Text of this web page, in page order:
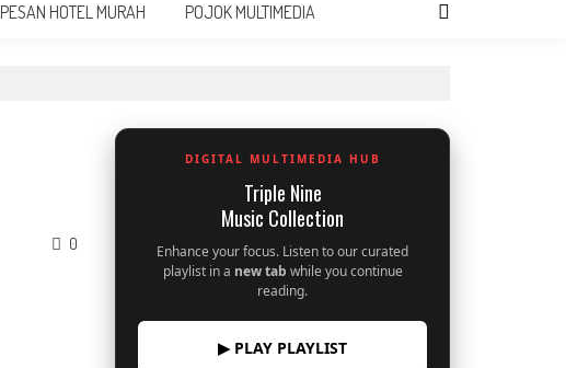
PESAN HOTEL MURAH POJOK MULTIMEDIA
0
DIGITAL MULTIMEDIA HUB
Triple Nine
Music Collection
Enhance your focus. Listen to our curated
playlist in a new tab while you continue
reading.
▶ PLAY PLAYLIST